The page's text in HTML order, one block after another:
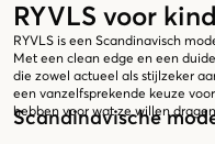
RYVLS voor
RYVLS is een Scandinavisch
Met een clean edge en een
die zowel actueel als stijlzeker
een vanzelfsprekende keuze
hebben voor wat ze willen
Scandinavische